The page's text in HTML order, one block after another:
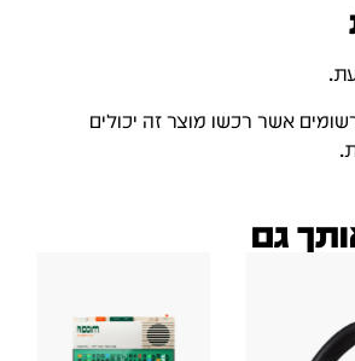
אשר רכשו מוצר זה יכולים
גם